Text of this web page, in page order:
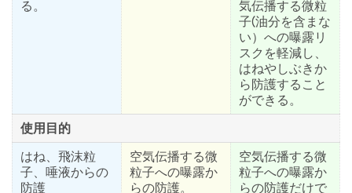
る。
気伝播する微粒
子(油分を含まな
い）への曝露リ
スクを軽減し、
はねやしぶきか
ら防護すること
ができる。
使用目的
はね、飛沫粒
子、唾液からの
防護
空気伝播する微
粒子への曝露か
らの防護。
空気伝播する微
粒子への曝露か
らの防護だけで